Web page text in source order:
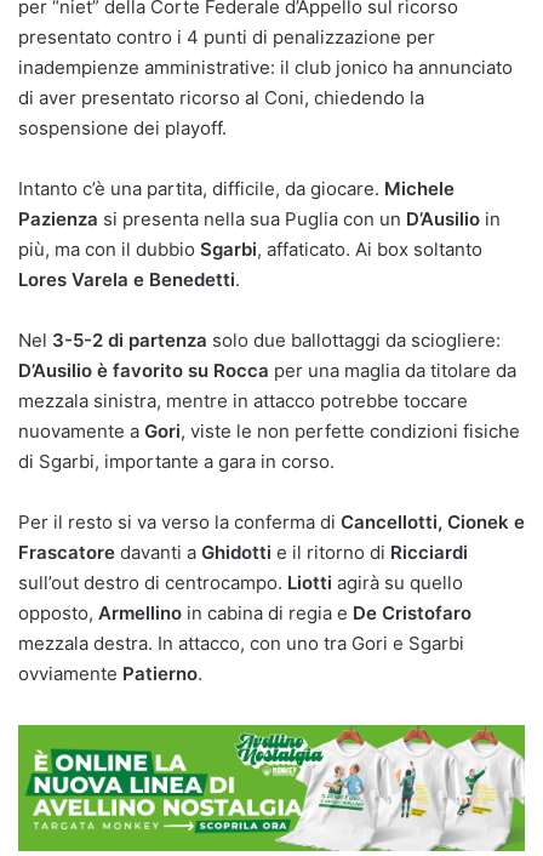
per “niet” della Corte Federale d’Appello sul ricorso
presentato contro i 4 punti di penalizzazione per
inadempienze amministrative: il club jonico ha annunciato
di aver presentato ricorso al Coni, chiedendo la
sospensione dei playoff.
Intanto c’è una partita, difficile, da giocare. Michele
Pazienza si presenta nella sua Puglia con un D’Ausilio in
più, ma con il dubbio Sgarbi, affaticato. Ai box soltanto
Lores Varela e Benedetti.
Nel 3-5-2 di partenza solo due ballottaggi da sciogliere:
D’Ausilio è favorito su Rocca per una maglia da titolare da
mezzala sinistra, mentre in attacco potrebbe toccare
nuovamente a Gori, viste le non perfette condizioni fisiche
di Sgarbi, importante a gara in corso.
Per il resto si va verso la conferma di Cancellotti, Cionek e
Frascatore davanti a Ghidotti e il ritorno di Ricciardi
sull’out destro di centrocampo. Liotti agirà su quello
opposto, Armellino in cabina di regia e De Cristofaro
mezzala destra. In attacco, con uno tra Gori e Sgarbi
ovviamente Patierno.